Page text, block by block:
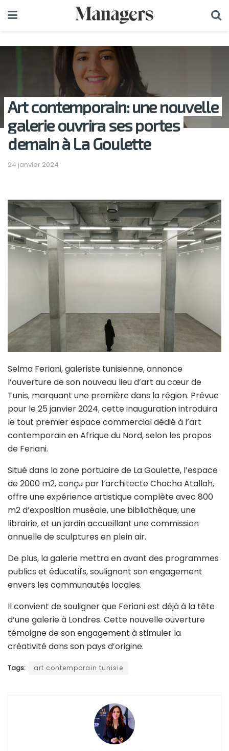
Art contemporain: une nouvelle
galerie ouvrira ses portes
demain à La Goulette
24 janvier 2024
Selma Feriani, galeriste tunisienne, annonce
l’ouverture de son nouveau lieu d’art au cœur de
Tunis, marquant une première dans la région. Prévue
pour le 25 janvier 2024, cette inauguration introduira
le tout premier espace commercial dédié à l’art
contemporain en Afrique du Nord, selon les propos
de Feriani.
Situé dans la zone portuaire de La Goulette, l’espace
de 2000 m2, conçu par l’architecte Chacha Atallah,
offre une expérience artistique complète avec 800
m2d’exposition muséale, une bibliothèque, une
librairie, et un jardin accueillant une commission
annuelle de sculptures en plein air.
De plus, la galerie mettra en avant des programmes
publics et éducatifs, soulignant son engagement
envers les communautés locales.
Il convient de souligner que Feriani est déjà à la tête
d’une galerie à Londres. Cette nouvelle ouverture
témoigne de son engagement à stimuler la
créativité dans son pays d’origine.
Tags: art contemporain tunisie